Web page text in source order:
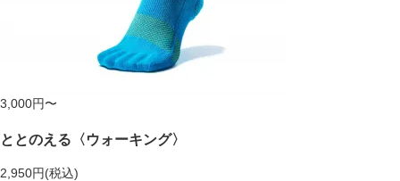
3,000円〜
ととのえる〈ウォーキング〉
2,950円(税込)